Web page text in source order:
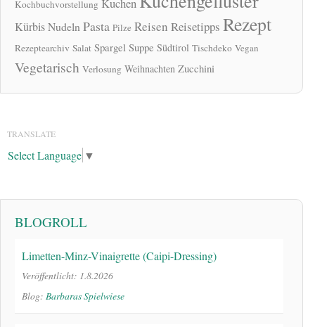
Kochbuchvorstellung Kuchen
KürbisNudeln Pasta Pilze Reisen Reisetipps Rezept
Rezeptearchiv Salat Spargel Suppe Südtirol Tischdeko Vegan
Vegetarisch Verlosung Weihnachten Zucchini
TRANSLATE
Select Language ▼
BLOGROLL
Limetten-Minz-Vinaigrette (Caipi-Dressing)
Veröffentlicht: 1.8.2026
Blog: Barbaras Spielwiese